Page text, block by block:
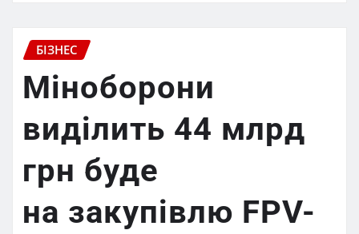
БІЗНЕС
Міноборони
виділить 44 млрд
грн буде
на закупівлю FPV-